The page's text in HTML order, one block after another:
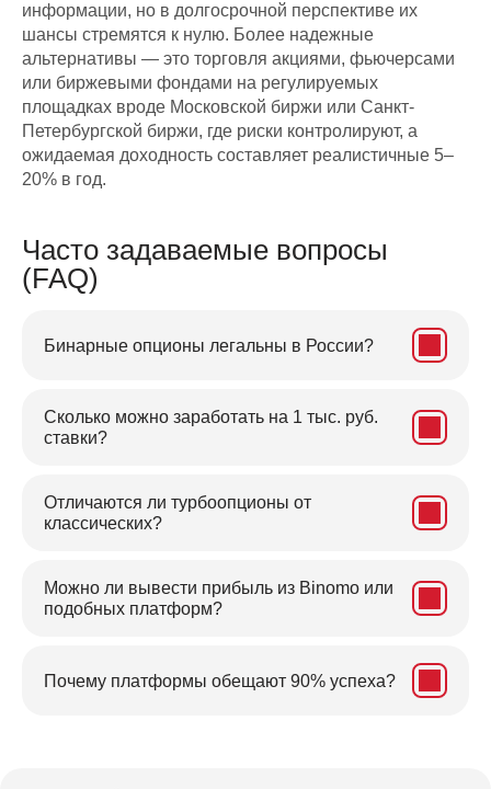
информации, но в долгосрочной перспективе их
шансы стремятся к нулю. Более надежные
альтернативы — это торговля акциями, фьючерсами
или биржевыми фондами на регулируемых
площадках вроде Московской биржи или Санкт-
Петербургской биржи, где риски контролируют, а
ожидаемая доходность составляет реалистичные 5–
20% в год.
Часто задаваемые вопросы
(FAQ)
Бинарные опционы легальны в России?
Сколько можно заработать на 1 тыс. руб.
ставки?
Отличаются ли турбоопционы от
классических?
Можно ли вывести прибыль из Binomo или
подобных платформ?
Почему платформы обещают 90% успеха?